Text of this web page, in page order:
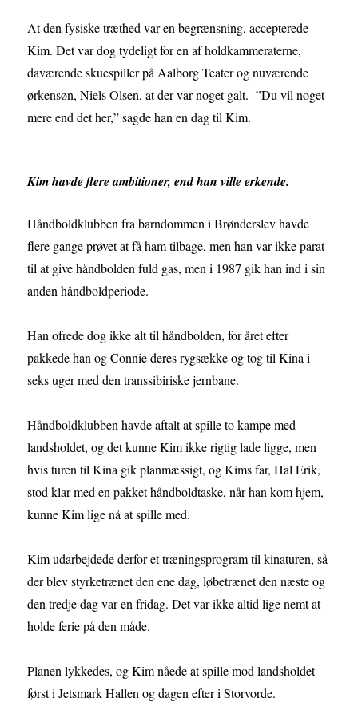
At den fysiske træthed var en begrænsning, accepterede
Kim. Det var dog tydeligt for en af holdkammeraterne,
daværende skuespiller på Aalborg Teater og nuværende
ørkensøn, Niels Olsen, at der var noget galt. ”Du vil noget
mere end det her,” sagde han en dag til Kim.
Kim havde flere ambitioner, end han ville erkende.
Håndboldklubben fra barndommen i Brønderslev havde
flere gange prøvet at få ham tilbage, men han var ikke parat
til at give håndbolden fuld gas, men i 1987 gik han ind i sin
anden håndboldperiode.
Han ofrede dog ikke alt til håndbolden, for året efter
pakkede han og Connie deres rygsække og tog til Kina i
seks uger med den transsibiriske jernbane.
Håndboldklubben havde aftalt at spille to kampe med
landsholdet, og det kunne Kim ikke rigtig lade ligge, men
hvis turen til Kina gik planmæssigt, og Kims far, Hal Erik,
stod klar med en pakket håndboldtaske, når han kom hjem,
kunne Kim lige nå at spille med.
Kim udarbejdede derfor et træningsprogram til kinaturen, så
der blev styrketrænet den ene dag, løbetrænet den næste og
den tredje dag var en fridag. Det var ikke altid lige nemt at
holde ferie på den måde.
Planen lykkedes, og Kim nåede at spille mod landsholdet
først i Jetsmark Hallen og dagen efter i Storvorde.